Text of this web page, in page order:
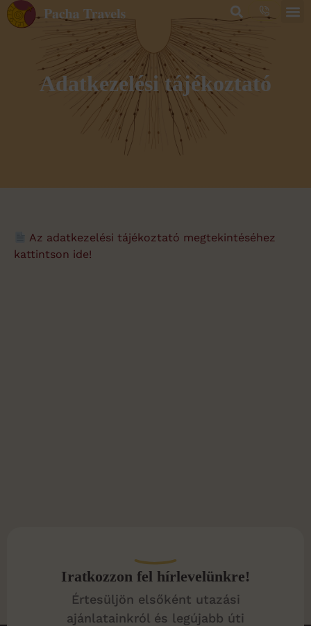
Adatkezelési tájékoztató
Az adatkezelési tájékoztató megtekintéséhez
kattintson ide!
Iratkozzon fel hírlevelünkre!
Értesüljön elsőként utazási
ajánlatainkról és legújabb úti